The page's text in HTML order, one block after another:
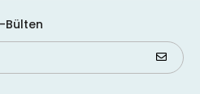
Bülten